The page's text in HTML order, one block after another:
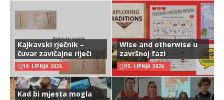
Kajkavski rječnik –
čuvar zavičajne riječi
19. LIPNJA 2026.
Wise and otherwise u
završnoj fazi
15. LIPNJA 2026.
Kad bi mjesta mogla